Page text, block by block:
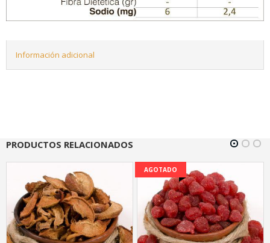
Información adicional
PRODUCTOS RELACIONADOS
AGOTADO